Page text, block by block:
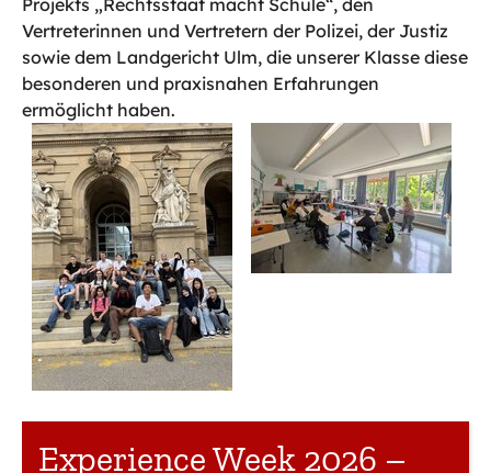
Vertreterinnen und Vertretern der Polizei, der Justiz
sowie dem Landgericht Ulm, die unserer Klasse diese
besonderen und praxisnahen Erfahrungen
ermöglicht haben.
Experience Week 2026 –